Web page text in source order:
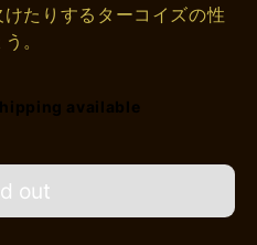
たりするターコイズの性
。
available
out